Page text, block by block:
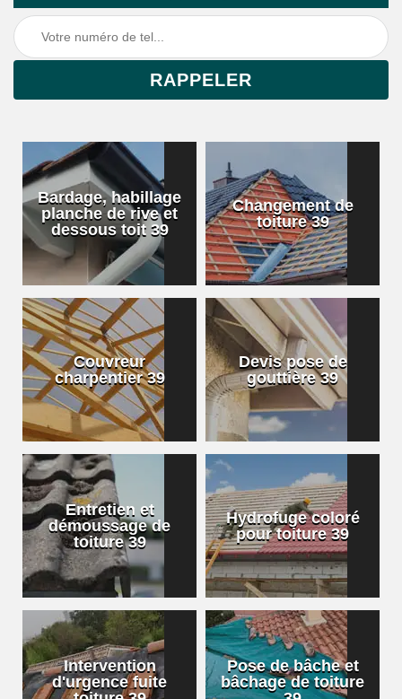
Bardage, habillage
planche de rive et
dessous toit 39
Changement de
toiture 39
Couvreur
charpentier 39
Devis pose de
gouttière 39
Entretien et
démoussage de
toiture 39
Hydrofuge coloré
pour toiture 39
Intervention
d'urgence fuite
Pose de bâche et
bâchage de toiture